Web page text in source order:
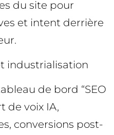
du site pour
et intent derrière
industrialisation
de bord “SEO
de voix IA,
conversions post-